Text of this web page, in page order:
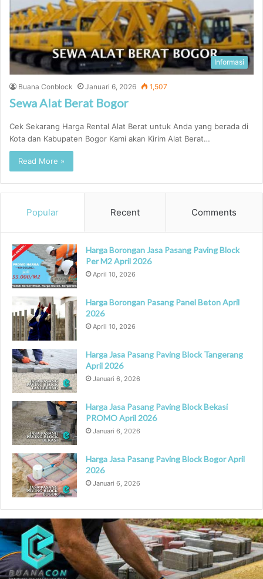
Informasi
Buana Conblock Januari 6, 2026 1,507
Sewa Alat Berat Bogor
Cek Sekarang Harga Rental Alat Berat untuk Anda yang berada di
Kota dan Kabupaten Bogor Kami akan Kirim Alat Berat…
Read More »
Popular Recent Comments
Harga Borongan Jasa Pasang Paving Block
Per M2 April 2026
April 10, 2026
Harga Borongan Pasang Panel Beton April
2026
April 10, 2026
Harga Jasa Pasang Paving Block Tangerang
April 2026
Januari 6, 2026
Harga Jasa Pasang Paving Block Bekasi
PROMO April 2026
Januari 6, 2026
Harga Jasa Pasang Paving Block Bogor April
2026
Januari 6, 2026
Pasang
Paving
Block
Pesisir